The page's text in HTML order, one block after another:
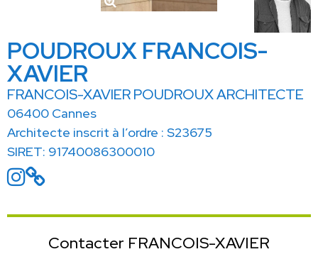
POUDROUX FRANCOIS-
XAVIER
FRANCOIS-XAVIER POUDROUX ARCHITECTE
06400 Cannes
Architecte inscrit à l’ordre : S23675
SIRET: 91740086300010
Contacter FRANCOIS-XAVIER